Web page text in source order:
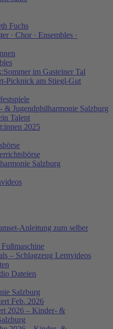
Fuchs
· Chor · Ensembles ·
im Gasteiner Tal
Picknick am Stiegl-Gut
& Jugendphilharmonie Salzburg
Talent
2025
Salzburg
Anleitung zum selber
– Schlagzeug Lernvideos
Dateien
Salzburg
Feb. 2026
2026 – Kinder- &